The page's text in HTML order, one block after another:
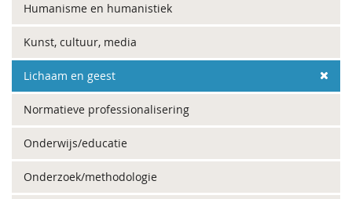
Humanisme en humanistiek
Kunst, cultuur, media
Lichaam en geest
Normatieve professionalisering
Onderwijs/educatie
Onderzoek/methodologie